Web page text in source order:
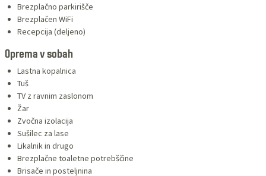
Brezplačno parkirišče
Brezplačen WiFi
Recepcija (deljeno)
Oprema v sobah
Lastna kopalnica
Tuš
TV z ravnim zaslonom
Žar
Zvočna izolacija
Sušilec za lase
Likalnik in drugo
Brezplačne toaletne potrebščine
Brisače in posteljnina